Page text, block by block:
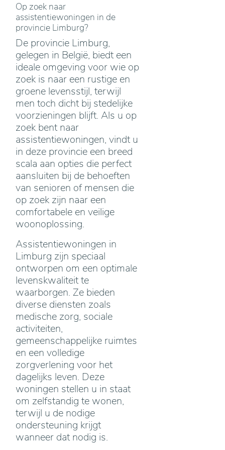
Op zoek naar
assistentiewoningen in de
provincie Limburg?
De provincie Limburg,
gelegen in België, biedt een
ideale omgeving voor wie op
zoek is naar een rustige en
groene levensstijl, terwijl
men toch dicht bij stedelijke
voorzieningen blijft. Als u op
zoek bent naar
assistentiewoningen, vindt u
in deze provincie een breed
scala aan opties die perfect
aansluiten bij de behoeften
van senioren of mensen die
op zoek zijn naar een
comfortabele en veilige
woonoplossing.
Assistentiewoningen in
Limburg zijn speciaal
ontworpen om een optimale
levenskwaliteit te
waarborgen. Ze bieden
diverse diensten zoals
medische zorg, sociale
activiteiten,
gemeenschappelijke ruimtes
en een volledige
zorgverlening voor het
dagelijks leven. Deze
woningen stellen u in staat
om zelfstandig te wonen,
terwijl u de nodige
ondersteuning krijgt
wanneer dat nodig is.